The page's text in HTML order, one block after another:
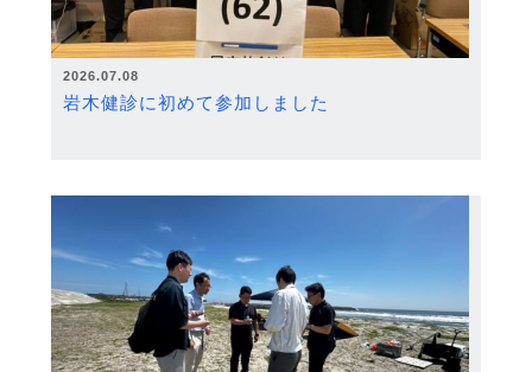
2026.07.08
岩木健診に初めて参加しました